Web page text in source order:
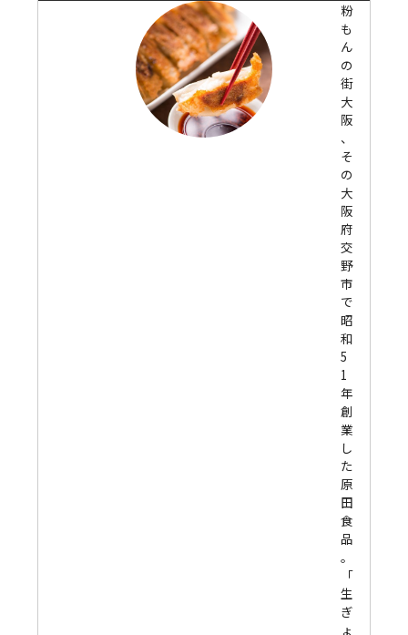
粉
も
ん
の
街
大
阪
、
そ
の
大
阪
府
交
野
市
で
昭
和
5
1
年
創
業
し
た
原
田
食
品
。
「
生
ぎ
ょ